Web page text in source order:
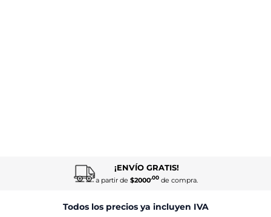
¡ENVÍO GRATIS!
a partir de $2000.00de compra.
Todos los precios ya incluyen IVA